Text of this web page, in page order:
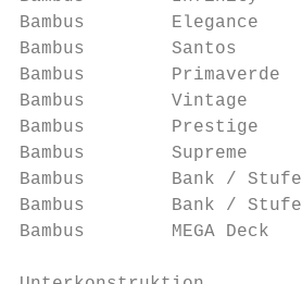
Bambus
Bambus        Santos
Bambus
Bambus
Bambus
Bambus
Bambus        Bank /
Bambus        Bank /
Bambus        MEGA